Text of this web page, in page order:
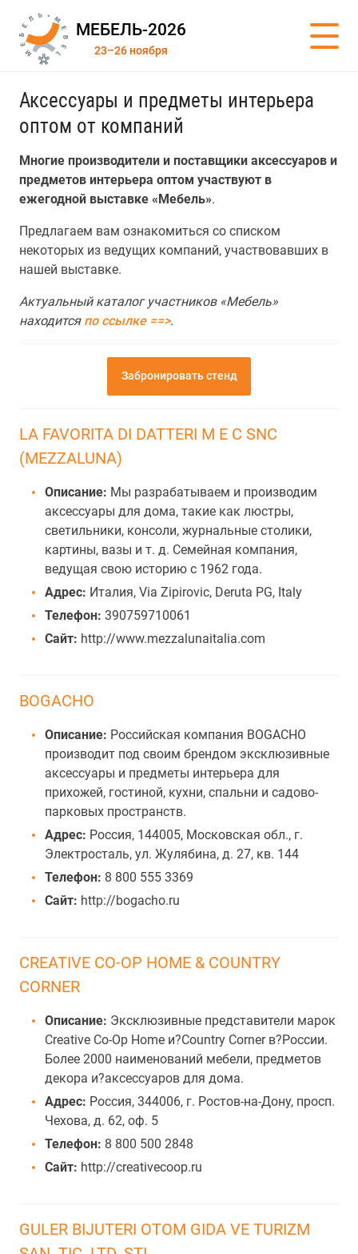
МЕБЕЛЬ-2026
23–26 ноября
Аксессуары и предметы интерьера
оптом от компаний
Многие производители и поставщики аксессуаров и
предметов интерьера оптом участвуют в
ежегодной выставке «Мебель».
Предлагаем вам ознакомиться со списком
некоторых из ведущих компаний, участвовавших в
нашей выставке.
Актуальный каталог участников «Мебель»
находится по ссылке ==>.
Забронировать стенд
LA FAVORITA DI DATTERI M E C SNC
(MEZZALUNA)
Описание: Мы разрабатываем и производим
аксессуары для дома, такие как люстры,
светильники, консоли, журнальные столики,
картины, вазы и т. д. Семейная компания,
ведущая свою историю с 1962 года.
Адрес: Италия, Via Zipirovic, Deruta PG, Italy
Телефон: 390759710061
Сайт: http://www.mezzalunaitalia.com
BOGACHO
Описание: Российская компания BOGACHO
производит под своим брендом эксклюзивные
аксессуары и предметы интерьера для
прихожей, гостиной, кухни, спальни и садово-
парковых пространств.
Адрес: Россия, 144005, Московская обл., г.
Электросталь, ул. Жулябина, д. 27, кв. 144
Телефон: 8 800 555 3369
Сайт: http://bogacho.ru
CREATIVE CO-OP HOME & COUNTRY
CORNER
Описание: Эксклюзивные представители марок
Creative Co-Op Home и?Country Corner в?России.
Более 2000 наименований мебели, предметов
декора и?аксессуаров для дома.
Адрес: Россия, 344006, г. Ростов-на-Дону, просп.
Чехова, д. 62, оф. 5
Телефон: 8 800 500 2848
Сайт: http://creativecoop.ru
GULER BIJUTERI OTOM GIDA VE TURIZM